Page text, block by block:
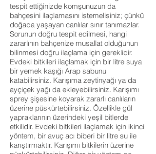
tespit ettiğinizde komşunuzun da
bahçesini ilaçlamasını istemelisiniz; çünkü
doğada yaşayan canlılar sınır tanımazlar.
Sorunun doğru tespit edilmesi, hangi
zararlının bahçenize musallat olduğunun
bilinmesi doğru ilaçlama için gereklidir.
Evdeki bitkileri ilaçlamak için bir litre suya
bir yemek kaşığı Arap sabunu
katabilirsiniz. Karışıma zeytinyağı ya da
ayçiçek yağı da ekleyebilirsiniz. Karışımı
sprey şişesine koyarak zararlı canlıların
üzerine püskürtebilirsiniz. Özellikle gül
yapraklarının üzerindeki yeşil bitlerde
etkilidir. Evdeki bitkileri ilaçlamak için ikinci
yöntem, bir avuç acı biberi bir litre su ile
karıştırmaktır. Karışımı bitkilerin üzerine